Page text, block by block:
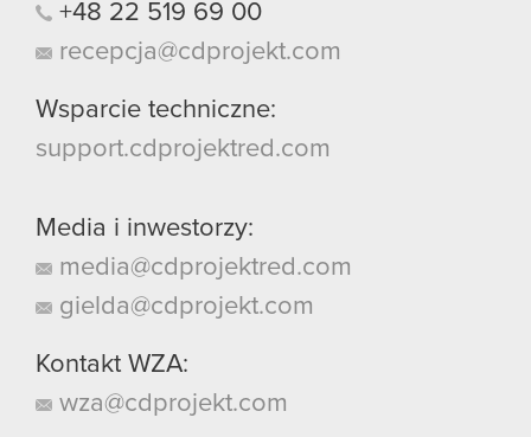
+48 22 519 69 00
recepcja@cdprojekt.com
Wsparcie techniczne:
support.cdprojektred.com
Media i inwestorzy:
media@cdprojektred.com
gielda@cdprojekt.com
Kontakt WZA:
wza@cdprojekt.com